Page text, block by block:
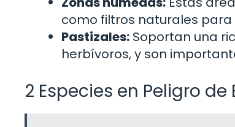
como filtros naturales para
Pastizales: Soportan una
herbívoros, y son
2 Especies en Peligro de